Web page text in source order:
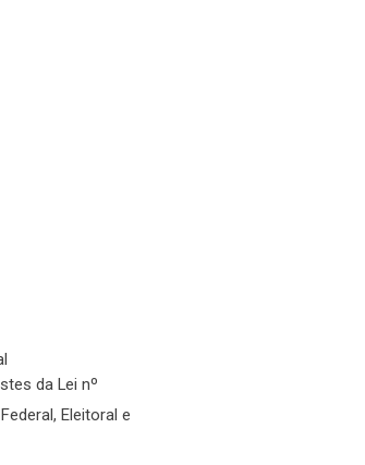
da Lei nº
Eleitoral e